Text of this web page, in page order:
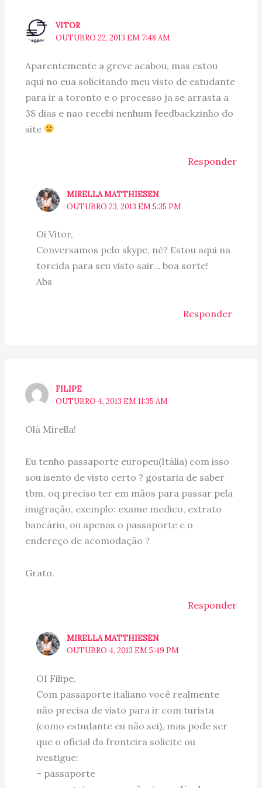
VITOR
OUTUBRO 22, 2013 EM 7:48 AM
Aparentemente a greve acabou, mas estou
aqui no eua solicitando meu visto de estudante
para ir a toronto e o processo ja se arrasta a
38 dias e nao recebi nenhum feedbackzinho do
site
Responder
MIRELLA MATTHIESEN
OUTUBRO 23, 2013 EM 5:35 PM
Oi Vitor,
Conversamos pelo skype, né? Estou aqui na
torcida para seu visto sair… boa sorte!
Abs
Responder
FILIPE
OUTUBRO 4, 2013 EM 11:35 AM
Olá Mirella!
Eu tenho passaporte europeu(Itália) com isso
sou isento de visto certo ? gostaria de saber
tbm, oq preciso ter em mãos para passar pela
imigração, exemplo: exame medico, extrato
bancário, ou apenas o passaporte e o
endereço de acomodação ?
Grato.
Responder
MIRELLA MATTHIESEN
OUTUBRO 4, 2013 EM 5:49 PM
OI Filipe,
Com passaporte italiano você realmente
não precisa de visto para ir com turista
(como estudante eu não sei), mas pode ser
que o oficial da fronteira solicite ou
ivestigue:
– passaporte